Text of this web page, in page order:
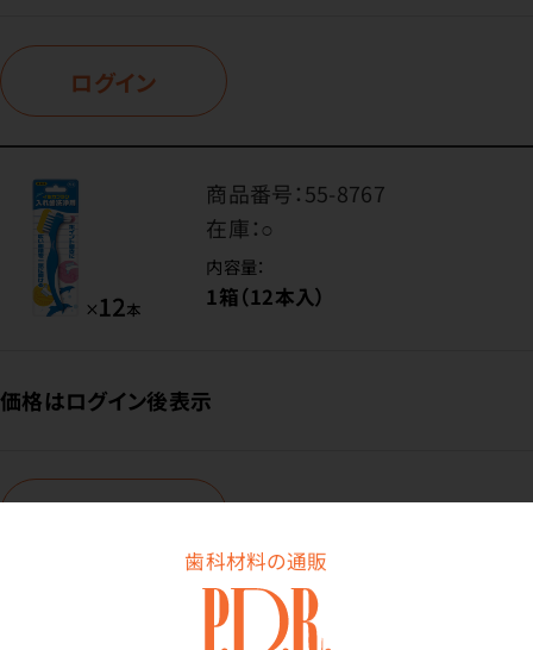
歯科材料の通販
ログイン
商品番号：55-8767
在庫：○
内容量：
1箱（12本入）
価格はログイン後表示